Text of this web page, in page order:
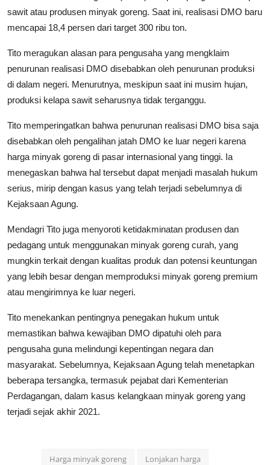
sawit atau produsen minyak goreng. Saat ini, realisasi DMO baru
mencapai 18,4 persen dari target 300 ribu ton.
Tito meragukan alasan para pengusaha yang mengklaim
penurunan realisasi DMO disebabkan oleh penurunan produksi
di dalam negeri. Menurutnya, meskipun saat ini musim hujan,
produksi kelapa sawit seharusnya tidak terganggu.
Tito memperingatkan bahwa penurunan realisasi DMO bisa saja
disebabkan oleh pengalihan jatah DMO ke luar negeri karena
harga minyak goreng di pasar internasional yang tinggi. Ia
menegaskan bahwa hal tersebut dapat menjadi masalah hukum
serius, mirip dengan kasus yang telah terjadi sebelumnya di
Kejaksaan Agung.
Mendagri Tito juga menyoroti ketidakminatan produsen dan
pedagang untuk menggunakan minyak goreng curah, yang
mungkin terkait dengan kualitas produk dan potensi keuntungan
yang lebih besar dengan memproduksi minyak goreng premium
atau mengirimnya ke luar negeri.
Tito menekankan pentingnya penegakan hukum untuk
memastikan bahwa kewajiban DMO dipatuhi oleh para
pengusaha guna melindungi kepentingan negara dan
masyarakat. Sebelumnya, Kejaksaan Agung telah menetapkan
beberapa tersangka, termasuk pejabat dari Kementerian
Perdagangan, dalam kasus kelangkaan minyak goreng yang
terjadi sejak akhir 2021.
Harga minyak goreng Lonjakan harga